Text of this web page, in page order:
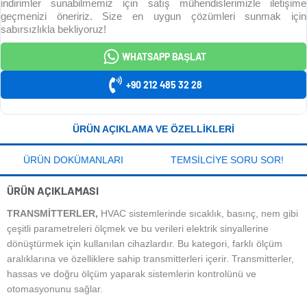
indirimler sunabilmemiz için satış mühendislerimizle iletişime
geçmenizi öneririz. Size en uygun çözümleri sunmak için
sabırsızlıkla bekliyoruz!
WHATSAPP BAŞLAT
+90 212 485 32 28
ÜRÜN AÇIKLAMA VE ÖZELLIKLERI
ÜRÜN DOKÜMANLARI TEMSILCIYE SORU SOR!
ÜRÜN AÇIKLAMASI
TRANSMITTERLER, HVAC sistemlerinde sıcaklık, basınç, nem gibi
çeşitli parametreleri ölçmek ve bu verileri elektrik sinyallerine
dönüştürmek için kullanılan cihazlardır. Bu kategori, farklı ölçüm
aralıklarına ve özelliklere sahip transmitterleri içerir. Transmitterler,
hassas ve doğru ölçüm yaparak sistemlerin kontrolünü ve
otomasyonunu sağlar.